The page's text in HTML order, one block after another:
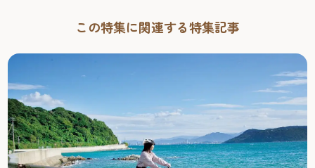
この特集に関連する特集記事